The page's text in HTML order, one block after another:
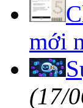
mới
(17/